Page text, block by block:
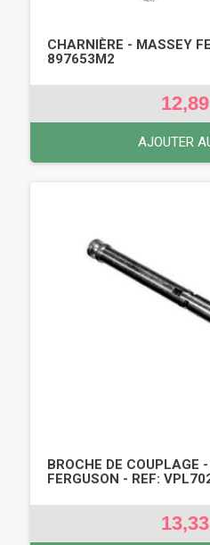
CHARNIÈRE - MASSEY
897653M2
AJOUTER
BROCHE DE COUPLAGE
FERGUSON - REF: